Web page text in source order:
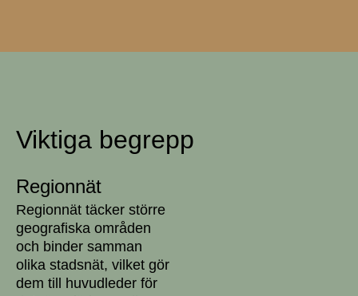
Viktiga begrepp
Regionnät
Regionnät täcker större
geografiska områden
och binder samman
olika stadsnät, vilket gör
dem till huvudleder för